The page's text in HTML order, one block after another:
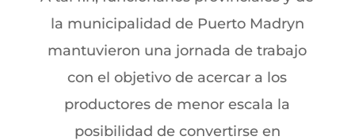
la municipalidad de Puerto Madryn
mantuvieron una jornada de trabajo
con el objetivo de acercar a los
productores de menor escala la
posibilidad de convertirse en